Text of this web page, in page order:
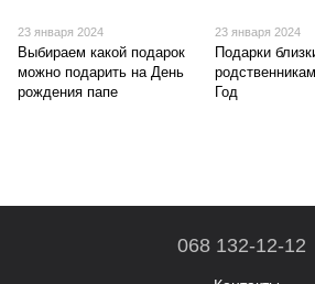
23 января 2024
Выбираем какой подарок
можно подарить на День
рождения папе
23 января 2024
Подарки
Год
068 132-12-12